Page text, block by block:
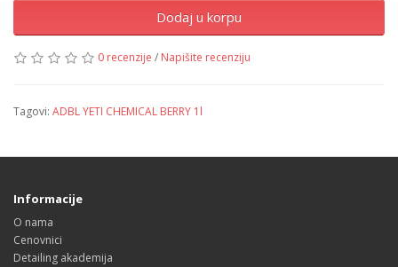
Dodaj u korpu
0 recenzije / Napišite recenziju
Tagovi: ADBL YETI CHEMICAL BERRY 1l
Informacije
O nama
Cenovnici
Detailing akademija